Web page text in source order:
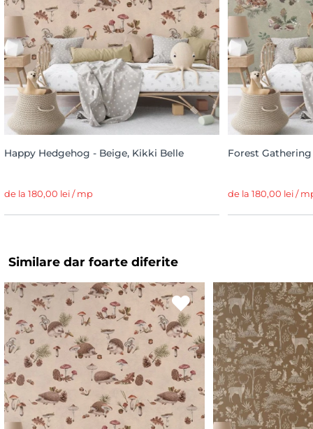
Happy Hedgehog - Beige, Kikki Belle
de la 180,00 lei / mp
Forest
de la 180,00 lei /
Similare dar foarte diferite